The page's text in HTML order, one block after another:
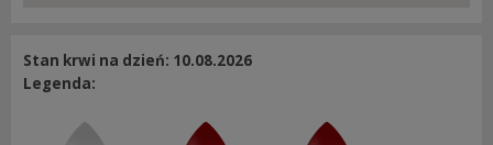
Stan krwi na dzień: 10.08.2026
Legenda: